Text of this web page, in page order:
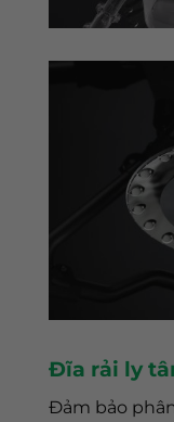
Đĩa rải ly
Đảm bảo